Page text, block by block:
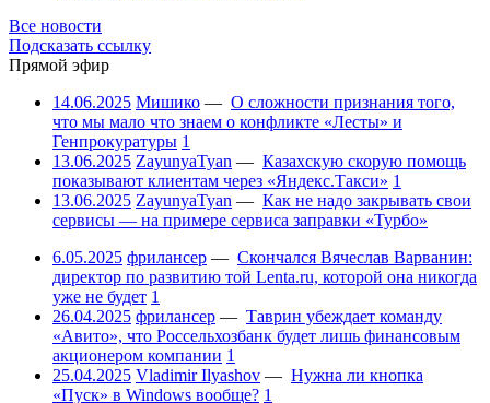
Все новости
Подсказать ссылку
Прямой эфир
14.06.2025 Мишико — О сложности признания того,
что мы мало что знаем о конфликте «Лесты» и
Генпрокуратуры 1
13.06.2025 ZayunyaTyan — Казахскую скорую помощь
показывают клиентам через «Яндекс.Такси» 1
13.06.2025 ZayunyaTyan — Как не надо закрывать свои
сервисы — на примере сервиса заправки «Турбо»
6.05.2025 фрилансер — Скончался Вячеслав Варванин:
директор по развитию той Lenta.ru, которой она никогда
уже не будет 1
26.04.2025 фрилансер — Таврин убеждает команду
«Авито», что Россельхозбанк будет лишь финансовым
акционером компании 1
25.04.2025 Vladimir Ilyashov — Нужна ли кнопка
«Пуск» в Windows вообще? 1